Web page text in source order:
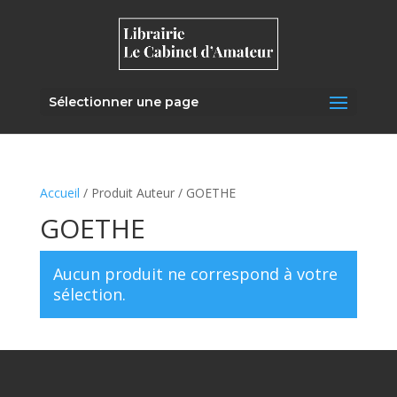
Sélectionner une page
Accueil / Produit Auteur / GOETHE
GOETHE
Aucun produit ne correspond à votre
sélection.